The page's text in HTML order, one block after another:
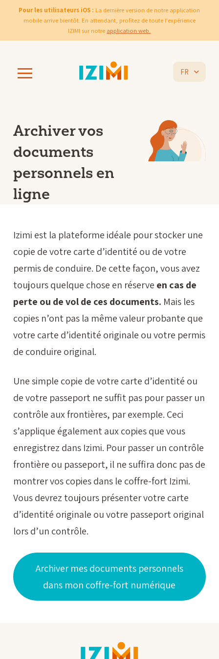
Pour les utilisateurs iOS : La dernière version de notre application
mobile arrive bientôt. En attendant, profitez de toute l'expérience
IZIMI sur notre application web.
FR
Archiver vos
documents
personnels en
ligne
Izimi est la plateforme idéale pour stocker une
copie de votre carte d’identité ou de votre
permis de conduire. De cette façon, vous avez
toujours quelque chose en réserve en cas de
perte ou de vol de ces documents. Mais les
copies n’ont pas la même valeur probante que
votre carte d’identité originale ou votre permis
de conduire original.
Une simple copie de votre carte d’identité ou
de votre passeport ne suffit pas pour passer un
contrôle aux frontières, par exemple. Ceci
s’applique également aux copies que vous
enregistrez dans Izimi. Pour passer un contrôle
frontière ou passeport, il ne suffira donc pas de
montrer vos copies dans le coffre-fort Izimi.
Vous devrez toujours présenter votre carte
d’identité originale ou votre passeport original
lors d’un contrôle.
Archiver mes documents personnels
dans mon coffre-fort numérique